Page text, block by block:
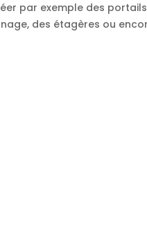
par exemple des
des étagères ou